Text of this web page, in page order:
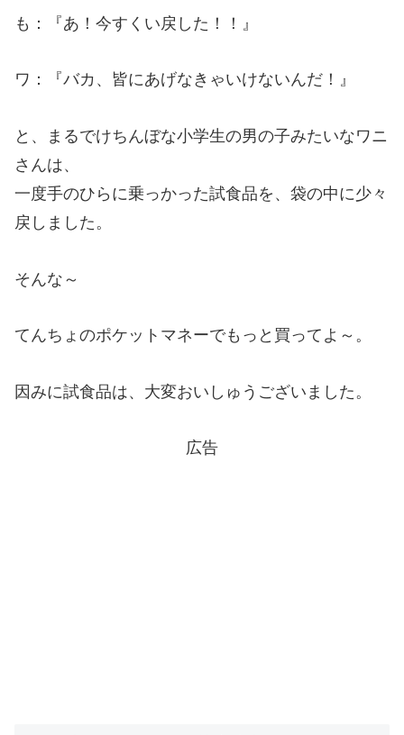
も：『あ！今すくい戻した！！』
ワ：『バカ、皆にあげなきゃいけないんだ！』
と、まるでけちんぼな小学生の男の子みたいなワニ
さんは、
一度手のひらに乗っかった試食品を、袋の中に少々
戻しました。
そんな～
てんちょのポケットマネーでもっと買ってよ～。
因みに試食品は、大変おいしゅうございました。
広告